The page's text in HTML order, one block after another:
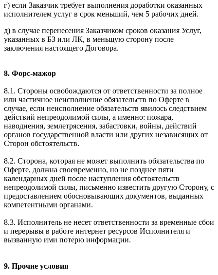
г) если Заказчик требует выполнения доработки оказанных
исполнителем услуг в срок меньший, чем 5 рабочих дней.
д) в случае перенесения Заказчиком сроков оказания Услуг,
указанных в БЗ или ЛК, в меньшую сторону после
заключения настоящего Договора.
8. Форс-мажор
8.1. Стороны освобождаются от ответственности за полное
или частичное неисполнение обязательств по Оферте в
случае, если неисполнение обязательств явилось следствием
действий непреодолимой силы, а именно: пожара,
наводнения, землетрясения, забастовки, войны, действий
органов государственной власти или других независящих от
Сторон обстоятельств.
8.2. Сторона, которая не может выполнить обязательства по
Оферте, должна своевременно, но не позднее пяти
календарных дней после наступления обстоятельств
непреодолимой силы, письменно известить другую Сторону, с
предоставлением обосновывающих документов, выданных
компетентными органами.
8.3. Исполнитель не несет ответственности за временные сбои
и перерывы в работе интернет ресурсов Исполнителя и
вызванную ими потерю информации.
9. Прочие условия